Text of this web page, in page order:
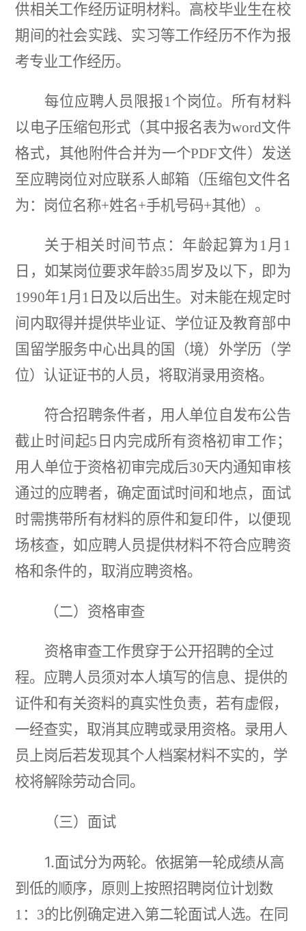
供相关工作经历证明材料。高校毕业生在校
期间的社会实践、实习等工作经历不作为报
考专业工作经历。
每位应聘人员限报1个岗位。所有材料
以电子压缩包形式（其中报名表为word文件
格式，其他附件合并为一个PDF文件）发送
至应聘岗位对应联系人邮箱（压缩包文件名
为：岗位名称+姓名+手机号码+其他）。
关于相关时间节点：年龄起算为 1月1
日，如某岗位要求年龄35周岁及以下，即为
1990年1月1日及以后出生。 对未能在规定时
间内取得并提供毕业证、学位证及教育部中
国留学服务中心出具的国（境）外学历（学
位）认证证书的人员，将取消录用资格。
符合招聘条件者，用人单位自发布公告
截止时间起5日内完成所有资格初审工作；
用人单位于资格初审完成后30天内通知审核
通过的应聘者，确定面试时间和地点，面试
时需携带所有材料的原件和复印件，以便现
场核查，如应聘人员提供材料不符合应聘资
格和条件的，取消应聘资格。
（二） 资格审查
资格审查工作贯穿于公开招聘的全过
程。应聘人员须对本人填写的信息、提供的
证件和有关资料的真实性负责，若有虚假，
一经查实，取消其应聘或录用资格。录用人
员上岗后若发现其个人档案材料不实的，学
校将解除劳动合同。
（三） 面试
1.面试分为两轮。依据第一轮成绩从高
到低的顺序，原则上按照招聘岗位计划数
1：3的比例确定进入第二轮面试人选。在同